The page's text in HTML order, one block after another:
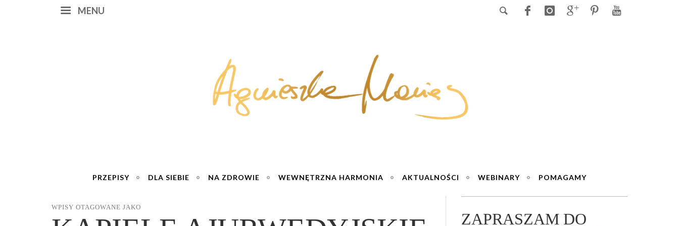
MENU
PRZEPISY DLA SIEBIE NA ZDROWIE WEWNĘTRZNA HARMONIA AKTUALNOŚCI WEBINARY POMAGAMY
WPISY OTAGOWANE JAKO
ZAPRASZAM DO